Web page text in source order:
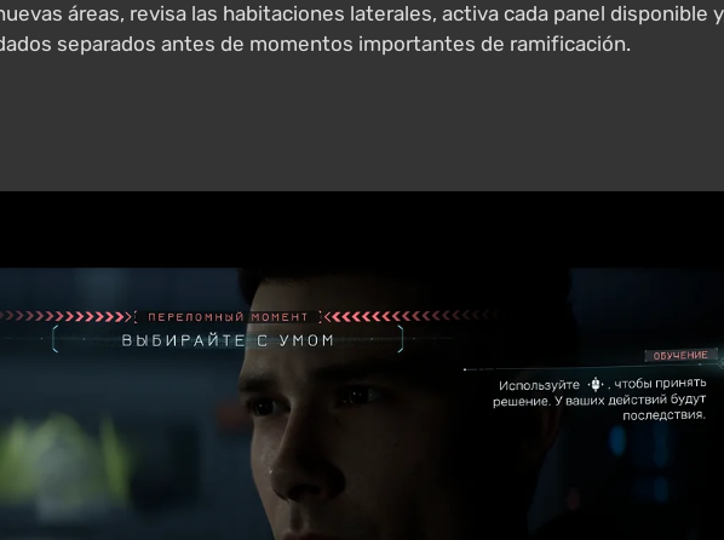
áreas, revisa las habitaciones laterales, activa cada panel disponible
separados antes de momentos importantes de ramificación.